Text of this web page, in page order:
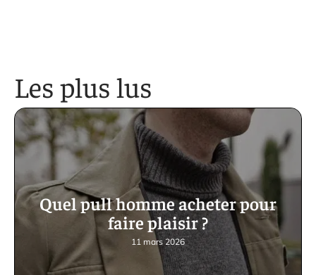
Les plus lus
Quel pull homme acheter pour
faire plaisir ?
11 mars 2026